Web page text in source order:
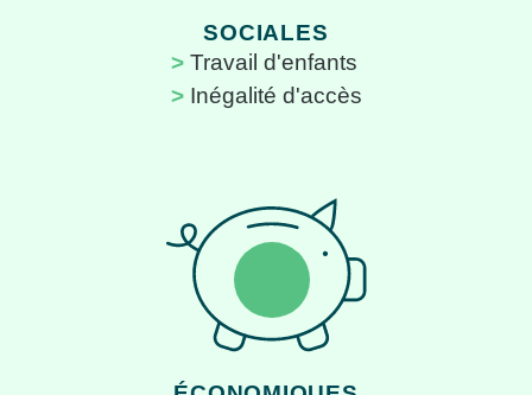
SOCIALES
Travail d'enfants
Inégalité d'accès